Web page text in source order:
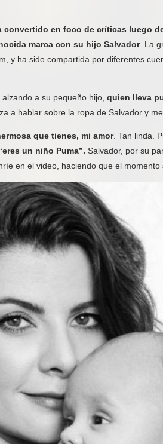
convertido en foco de críticas luego
marca con su hijo Salvador. La
y ha sido compartida por diferentes
a su pequeño hijo, quien lleva
a hablar sobre la ropa de Salvador y
que tienes, mi amor. Tan linda.
un niño Puma”. Salvador, por su
en el video, haciendo que el momento